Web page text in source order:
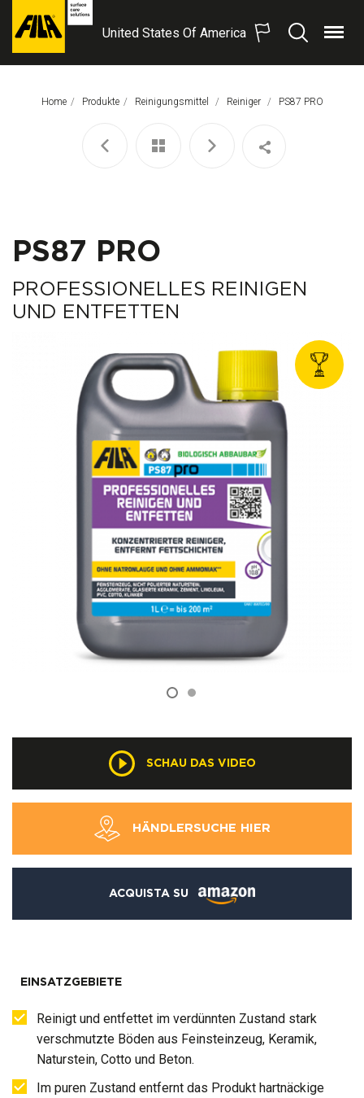
FILA
United States Of America
SuchenMenü
Home Produkte Reinigungsmittel Reiniger Aktuelle Seite:
PS87 PRO
PS87 PRO
PROFESSIONELLES REINIGEN
UND ENTFETTEN
SCHAU DAS VIDEO
HÄNDLERSUCHE HIER
ACQUISTA SU
EINSATZGEBIETE
Reinigt und entfettet im verdünnten Zustand stark
verschmutzte Böden aus Feinsteinzeug, Keramik,
Naturstein, Cotto und Beton.
Im puren Zustand entfernt das Produkt hartnäckige